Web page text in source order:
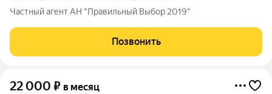
"Европейский".ИНДИВИДУАЛЬНОЕ ОТОПЛЕНИЕ! Квартира с
мебелью и техникой.Стоимость:15500
рублей+ком.плат.Залог:5000 рублей.Оплата по факту
Частный агент АН "Правильный Выбор 2019"
Позвонить
22 000 ₽ в месяц